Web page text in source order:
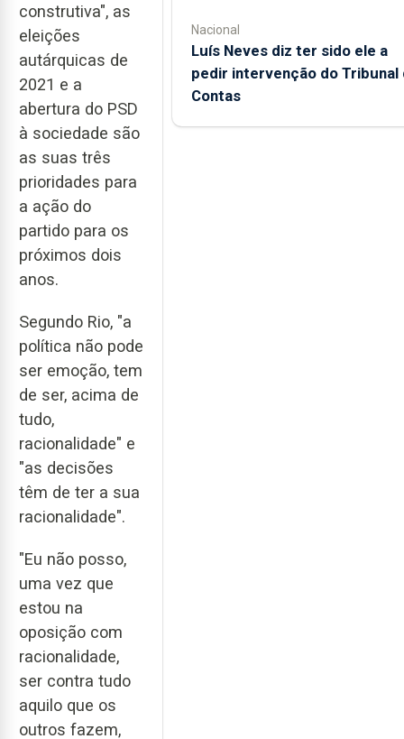
construtiva", as
eleições
autárquicas de
2021 e a
abertura do PSD
à sociedade são
as suas três
prioridades para
a ação do
partido para os
próximos dois
anos.
Segundo Rio, "a
política não pode
ser emoção, tem
de ser, acima de
tudo,
racionalidade" e
"as decisões
têm de ter a sua
racionalidade".
"Eu não posso,
uma vez que
estou na
oposição com
racionalidade,
ser contra tudo
aquilo que os
outros fazem,
Nacional
Luís Neves diz ter sido ele a
pedir intervenção do Tribunal
Contas